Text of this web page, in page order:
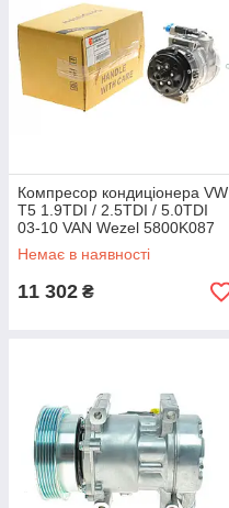
Компресор кондиціонера VW
T5 1.9TDI / 2.5TDI / 5.0TDI
03-10 VAN Wezel 5800K087
Немає в наявності
11 302 ₴